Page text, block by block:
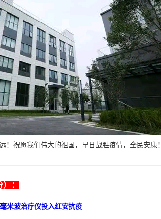
愿我们伟大的祖国，早日战胜疫情，全民安康！
：
毫米波治疗仪投入红安抗疫